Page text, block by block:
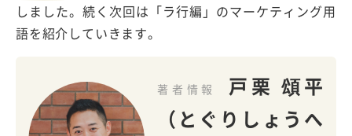
しました。続く次回は「ラ行編」のマーケティング用
語を紹介していきます。
著者情報
戸栗 頌平
（とぐりしょうへ